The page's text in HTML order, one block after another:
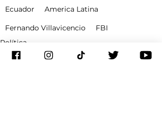
Ecuador America Latina
Fernando Villavicencio
FBI
Política
Ecuador